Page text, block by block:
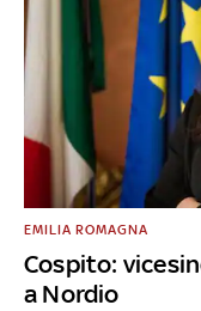
Cospito:
a Nordio
EMILIA ROMAGNA